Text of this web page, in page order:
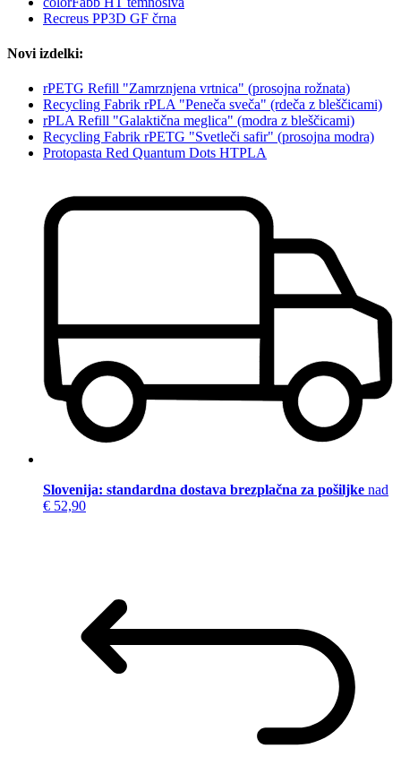
Recreus PP3D GF črna
Novi izdelki:
rPETG Refill "Zamrznjena vrtnica" (prosojna rožnata)
Recycling Fabrik rPLA "Peneča sveča" (rdeča z bleščicami)
rPLA Refill "Galaktična meglica" (modra z bleščicami)
Recycling Fabrik rPETG "Svetleči safir" (prosojna modra)
Protopasta Red Quantum Dots HTPLA
Slovenija: standardna dostava brezplačna za pošiljke nad
€ 52,90